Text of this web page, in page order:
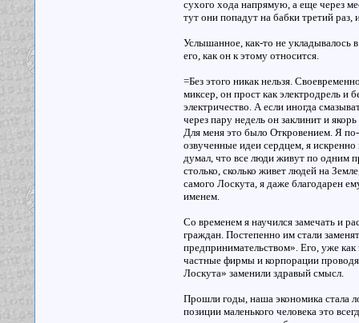
сухого хода напрямую, а еще через
тут они попадут на бабки третий
Услышанное, как-то не укладывалось
его, как он к этому относится.
=Без этого никак нельзя.
миксер, он прост как электродрель и
электричество. А если иногда
через пару недель он заклинит и
Для меня это было Откровением. Я
озвученные идеи сердцем, я
думал, что все люди живут по одним
столько, сколько живет людей на
самого Лоскута, я даже благодарен
именем.
Со временем я научился замечать и
граждан. Постепенно им стали
предпринимательством». Его, уже
частные фирмы и корпорации
Лоскута» заменили здравый смысл.
Прошли годы, наша экономика стала
позиции маленького человека это